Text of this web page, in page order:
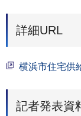
詳細URL
横浜市住宅供
記者発表資